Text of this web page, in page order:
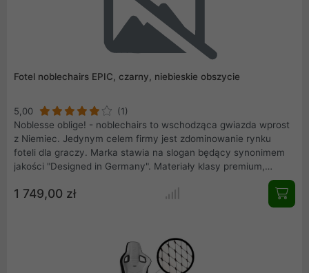
Fotel noblechairs EPIC, czarny, niebieskie obszycie
5,00
(1)
Noblesse oblige! - noblechairs to wschodząca gwiazda wprost
z Niemiec. Jedynym celem firmy jest zdominowanie rynku
foteli dla graczy. Marka stawia na slogan będący synonimem
jakości "Designed in Germany". Materiały klasy premium,
nienachalny lecz budzący respekt design, oraz innowacyjne
rozwiązania konstrukcyjne to znak firmowy marki noblechairs
1 749,00 zł